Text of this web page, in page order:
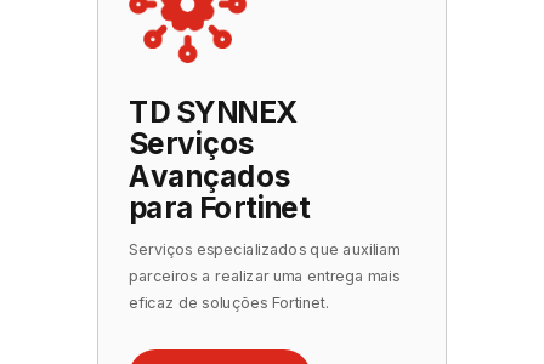
TD SYNNEX
Serviços
Avançados
para Fortinet
Serviços especializados que auxiliam
parceiros a realizar uma entrega mais
eficaz de soluções Fortinet.